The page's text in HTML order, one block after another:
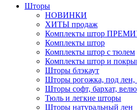
Шторы
НОВИНКИ
ХИТЫ продаж
Комплекты штор
Комплекты штор
Комплекты штор с тюлем
Комплекты штор и
Шторы блэкаут
Шторы рогожка, под лен,
Шторы софт, бархат,
Тюль и легкие шторы
Шторы натуральный лен